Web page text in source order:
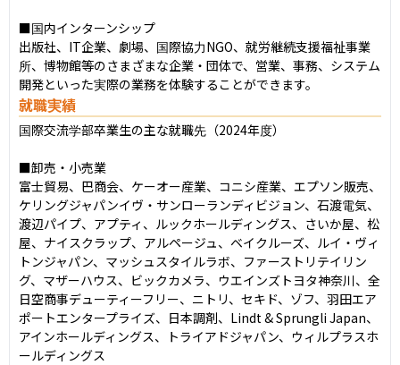
■国内インターンシップ
出版社、IT企業、劇場、国際協力NGO、就労継続支援福祉事業
所、博物館等のさまざまな企業・団体で、営業、事務、システム
開発といった実際の業務を体験することができます。
就職実績
国際交流学部卒業生の主な就職先（2024年度）
■卸売・小売業
富士貿易、巴商会、ケーオー産業、コニシ産業、エプソン販売、
ケリングジャパンイヴ・サンローランディビジョン、石渡電気、
渡辺パイプ、アプティ、ルックホールディングス、さいか屋、松
屋、ナイスクラップ、アルページュ、ベイクルーズ、ルイ・ヴィ
トンジャパン、マッシュスタイルラボ、ファーストリテイリン
グ、マザーハウス、ビックカメラ、ウエインズトヨタ神奈川、全
日空商事デューティーフリー、ニトリ、セキド、ゾフ、羽田エア
ポートエンタープライズ、日本調剤、Lindt & Sprungli Japan、
アインホールディングス、トライアドジャパン、ウィルプラスホ
ールディングス